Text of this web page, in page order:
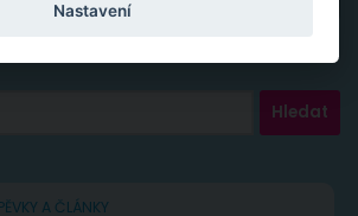
A ČLÁNKY
Nastavení